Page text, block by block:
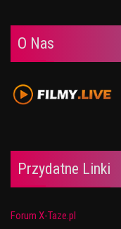
O Nas
Przydatne Linki
Forum X-Taze.pl